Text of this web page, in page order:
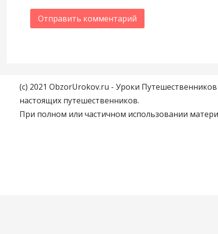
(c) 2021 ObzorUrokov.ru - Уроки
настоящих путешественников.
При полном или частичном использовании